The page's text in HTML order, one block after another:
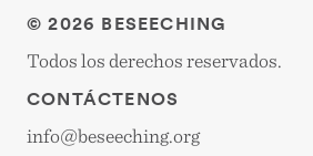
© 2026 BESEECHING
Todos los derechos reservados.
CONTÁCTENOS
info@beseeching.org